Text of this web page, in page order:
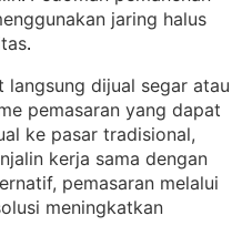
jaring halus
.
langsung dijual segar atau
pemasaran yang dapat
ke pasar tradisional,
kerja sama dengan
pemasaran melalui
meningkatkan